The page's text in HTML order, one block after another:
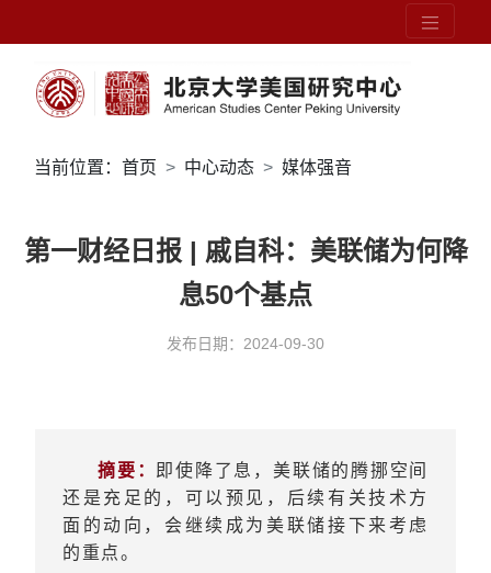
当前位置： 首页 中心动态 媒体强音
第一财经日报 | 戚自科：美联储为何降
息50个基点
发布日期：2024-09-30
摘要：
即使降了息，美联储的腾挪空间
还是充足的，可以预见，后续有关技术方
面的动向，会继续成为美联储接下来考虑
的重点。